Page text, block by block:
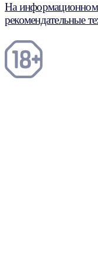
На информационном
рекомендательные